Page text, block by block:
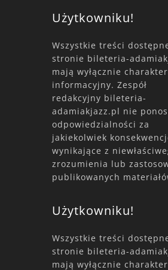
Użytkowniku!
Wszystkie treści
stronie bileteria-
mają wyłącznie charakter
informacyjny. Zespół
redakcyjny bileteria-
adamiakjazz.pl nie
odpowiedzialności za
jakiekolwiek
wynikające z
zrozumienia lub
publikowanych
Użytkowniku!
Wszystkie treści
stronie bileteria-
mają wyłącznie charakter